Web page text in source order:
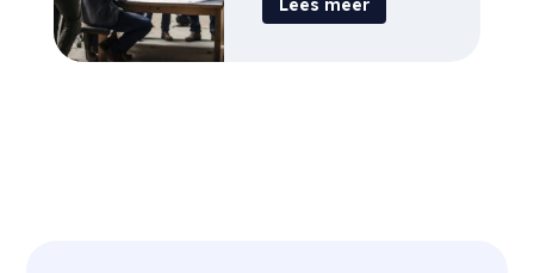
Lees meer